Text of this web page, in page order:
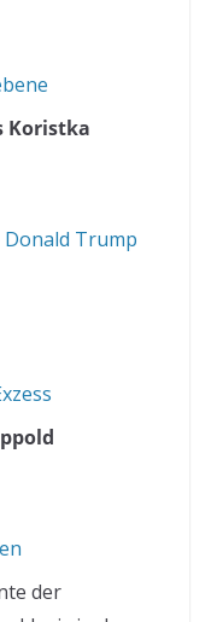
Koristka
Donald Trump
der